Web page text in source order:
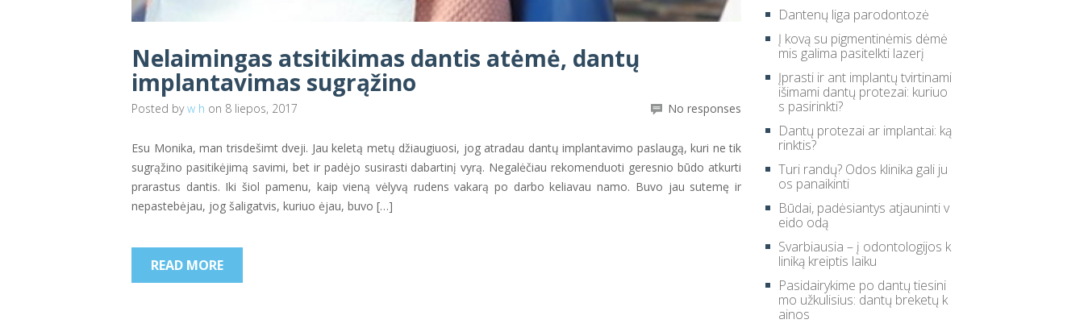
Nelaimingas atsitikimas dantis atėmė, dantų
implantavimas sugrąžino
Posted byw h on 8 liepos, 2017 No responses
Esu Monika, man trisdešimt dveji. Jau keletą metų džiaugiuosi, jog atradau dantų implantavimo paslaugą, kuri ne tik
sugrąžino pasitikėjimą savimi, bet ir padėjo susirasti dabartinį vyrą. Negalėčiau rekomenduoti geresnio būdo atkurti
prarastus dantis. Iki šiol pamenu, kaip vieną vėlyvą rudens vakarą po darbo keliavau namo. Buvo jau sutemę ir
nepastebėjau, jog šaligatvis, kuriuo ėjau, buvo […]
READ MORE
Dantenų liga parodontozė
Į kovą su pigmentinėmis dėmė
mis galima pasitelkti lazerį
Įprasti ir ant implantų tvirtinami
išimami dantų protezai: kuriuo
s pasirinkti?
Dantų protezai ar implantai: ką
rinktis?
Turi randų? Odos klinika gali ju
os panaikinti
Būdai, padėsiantys atjauninti v
eido odą
Svarbiausia – į odontologijos k
liniką kreiptis laiku
Pasidairykime po dantų tiesini
mo užkulisius: dantų breketų k
ainos